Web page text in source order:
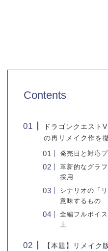
Contents
ドラゴンクエスト
の再リメイク作を
発売日と対応
革新的なグラ
採用
シナリオの「
意味するもの
全編フルボイ
上
【本題】リメイク